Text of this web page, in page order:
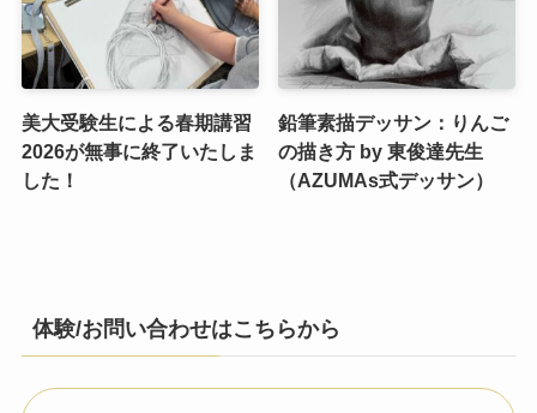
美大受験生による春期講習
2026が無事に終了いたしま
した！
鉛筆素描デッサン：りんご
の描き方 by 東俊達先生
（AZUMAs式デッサン）
体験/お問い合わせはこちらから